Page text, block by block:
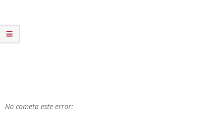
No cometa este error: